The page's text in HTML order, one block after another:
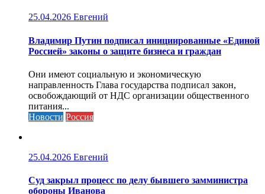
25.04.2026 Евгений
Владимир Путин подписал инициированные «Единой
Россией» законы о защите бизнеса и граждан
Они имеют социальную и экономическую
направленность Глава государства подписал закон,
освобождающий от НДС организации общественного
питания...
Новости Россия
25.04.2026 Евгений
Cуд закрыл процесс по делу бывшего замминистра
обороны Иванова